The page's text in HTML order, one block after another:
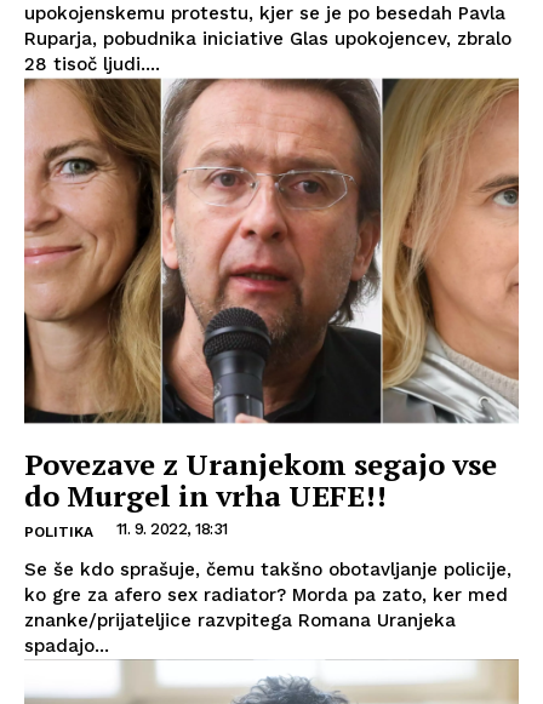
upokojenskemu protestu, kjer se je po besedah Pavla
Ruparja, pobudnika iniciative Glas upokojencev, zbralo
28 tisoč ljudi....
Povezave z Uranjekom segajo vse
do Murgel in vrha UEFE!!
POLITIKA 11. 9. 2022, 18:31
Se še kdo sprašuje, čemu takšno obotavljanje policije,
ko gre za afero sex radiator? Morda pa zato, ker med
znanke/prijateljice razvpitega Romana Uranjeka
spadajo...